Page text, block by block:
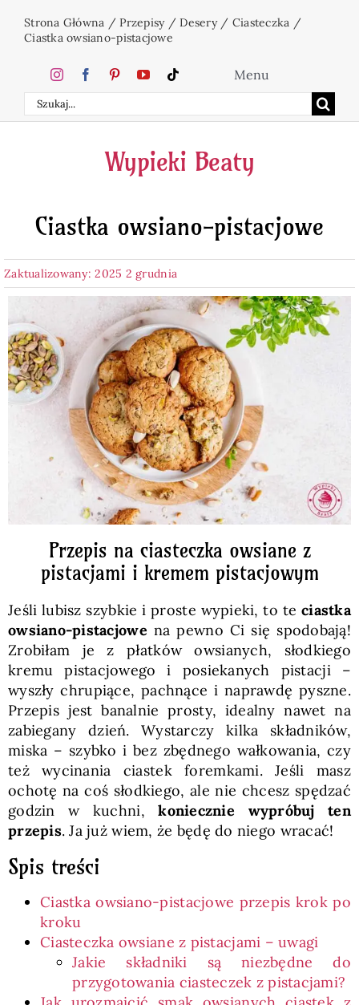
Strona Główna /Przepisy/Desery/ Ciasteczka /
Ciastka owsiano-pistacjowe
Szukaj
Menu
Home
Ciasta
Desery
Napoje
Pieczywo
Przetwory
Posiłki
Zdrowo i fit
SKLEP
Polski
Wypieki Beaty
Ciastka owsiano-pistacjowe
Zaktualizowany: 2025 2 grudnia
Przepis na ciasteczka owsiane z
pistacjami i kremem pistacjowym
Jeśli lubisz szybkie i proste wypieki, to te ciastka
owsiano-pistacjowe na pewno Ci się spodobają!
Zrobiłam je z płatków owsianych, słodkiego
kremu pistacjowego i posiekanych pistacji –
wyszły chrupiące, pachnące i naprawdę pyszne.
Przepis jest banalnie prosty, idealny nawet na
zabiegany dzień. Wystarczy kilka składników,
miska – szybko i bez zbędnego wałkowania, czy
też wycinania ciastek foremkami. Jeśli masz
ochotę na coś słodkiego, ale nie chcesz spędzać
godzin w kuchni,koniecznie wypróbuj ten
przepis. Ja już wiem, że będę do niego wracać!
Spis treści
Ciastka owsiano-pistacjowe przepis krok po
kroku
Ciasteczka owsiane z pistacjami – uwagi
Jakie składniki są niezbędne do
przygotowania ciasteczek z pistacjami?